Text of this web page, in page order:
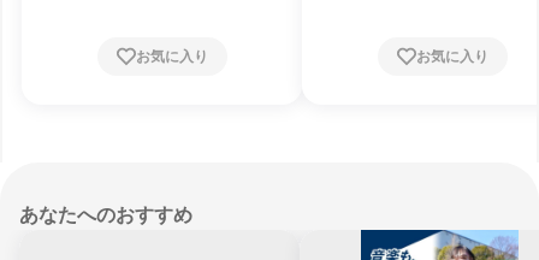
お気に入り お気に入り
あなたへのおすすめ